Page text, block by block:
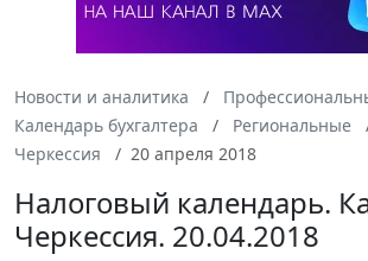
Новости и аналитика
Календарь бухгалтера
Региональные
Черкессия
20 апреля 2018
Налоговый календарь.
Черкессия. 20.04.2018